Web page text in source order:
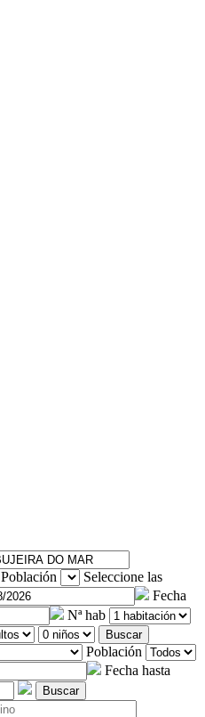
Población
Seleccione las
Fecha
Nª hab
Buscar
Población
Fecha hasta
Buscar